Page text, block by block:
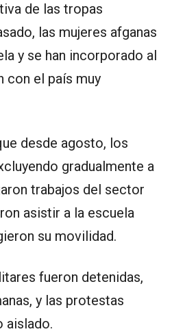
de las tropas
las mujeres afganas
y se han incorporado al
con el país muy
desde agosto, los
gradualmente a
trabajos del sector
asistir a la escuela
su movilidad.
fueron detenidas,
y las protestas
aislado.